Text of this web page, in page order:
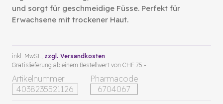
und sorgt für geschmeidige Füsse. Perfekt für
Erwachsene mit trockener Haut.
Artikelnummer
4038235521126
Pharmacode
6704067
inkl. MwSt., zzgl. Versandkosten
Gratislieferung ab einem Bestellwert von CHF 75.-